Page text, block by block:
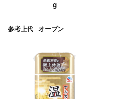
g
参考上代 オープン